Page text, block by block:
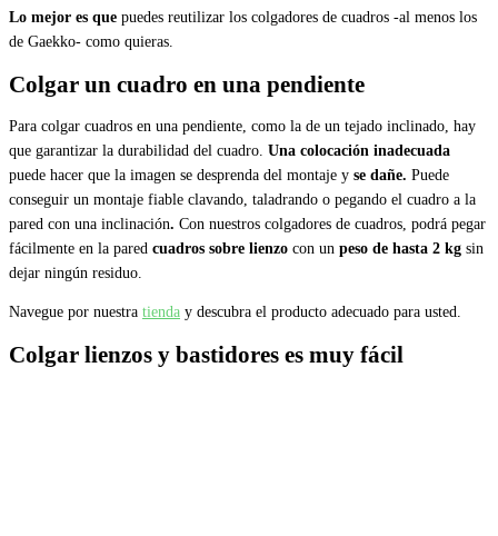
Lo mejor es que puedes reutilizar los colgadores de cuadros -al menos los
de Gaekko- como quieras.
Colgar un cuadro en una pendiente
Para colgar cuadros en una pendiente, como la de un tejado inclinado, hay
que garantizar la durabilidad del cuadro. Una colocación inadecuada
puede hacer que la imagen se desprenda del montaje y se dañe. Puede
conseguir un montaje fiable clavando, taladrando o pegando el cuadro a la
pared con una inclinación. Con nuestros colgadores de cuadros, podrá pegar
fácilmente en la pared cuadros sobre lienzo con un peso de hasta 2 kg sin
dejar ningún residuo.
Navegue por nuestra tienda y descubra el producto adecuado para usted.
Colgar lienzos y bastidores es muy fácil